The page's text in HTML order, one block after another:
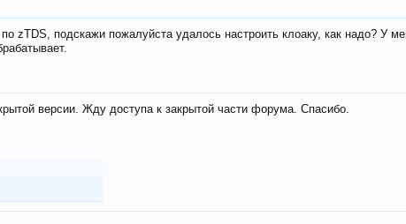
zTDS, подскажи пожалуйста удалось настроить клоаку, как надо? У
версии. Жду доступа к закрытой части форума. Спасибо.